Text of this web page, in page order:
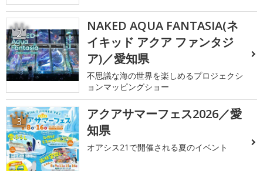
2
NAKED AQUA FANTASIA(ネ
イキッド アクア ファンタジ
ア)／愛知県
不思議な海の世界を楽しめるプロジェクシ
ョンマッピングショー
3
アクアサマーフェス2026／愛
知県
オアシス21で開催される夏のイベント